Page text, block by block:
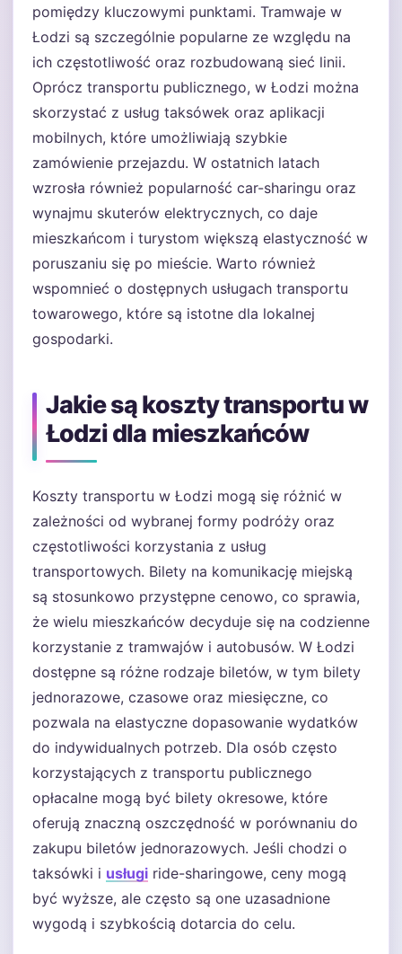
pomiędzy kluczowymi punktami. Tramwaje w
Łodzi są szczególnie popularne ze względu na
ich częstotliwość oraz rozbudowaną sieć linii.
Oprócz transportu publicznego, w Łodzi można
skorzystać z usług taksówek oraz aplikacji
mobilnych, które umożliwiają szybkie
zamówienie przejazdu. W ostatnich latach
wzrosła również popularność car-sharingu oraz
wynajmu skuterów elektrycznych, co daje
mieszkańcom i turystom większą elastyczność w
poruszaniu się po mieście. Warto również
wspomnieć o dostępnych usługach transportu
towarowego, które są istotne dla lokalnej
gospodarki.
Jakie są koszty transportu w
Łodzi dla mieszkańców
Koszty transportu w Łodzi mogą się różnić w
zależności od wybranej formy podróży oraz
częstotliwości korzystania z usług
transportowych. Bilety na komunikację miejską
są stosunkowo przystępne cenowo, co sprawia,
że wielu mieszkańców decyduje się na codzienne
korzystanie z tramwajów i autobusów. W Łodzi
dostępne są różne rodzaje biletów, w tym bilety
jednorazowe, czasowe oraz miesięczne, co
pozwala na elastyczne dopasowanie wydatków
do indywidualnych potrzeb. Dla osób często
korzystających z transportu publicznego
opłacalne mogą być bilety okresowe, które
oferują znaczną oszczędność w porównaniu do
zakupu biletów jednorazowych. Jeśli chodzi o
taksówki i usługi ride-sharingowe, ceny mogą
być wyższe, ale często są one uzasadnione
wygodą i szybkością dotarcia do celu.